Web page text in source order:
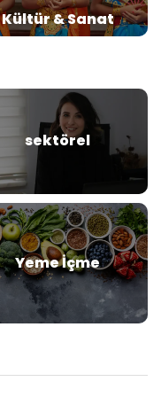
Kültür & Sanat
sektörel
Yeme İçme